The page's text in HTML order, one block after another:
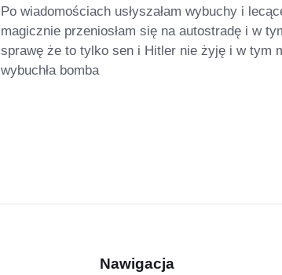
Po wiadomościach usłyszałam wybuchy i
magicznie przeniosłam się na autostradę i w
sprawę że to tylko sen i Hitler nie żyję i w tym
wybuchła bomba
Nawigacja